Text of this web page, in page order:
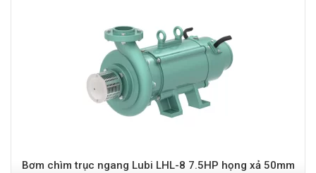
Bơm chìm trục ngang Lubi LHL-8 7.5HP họng xả 50mm